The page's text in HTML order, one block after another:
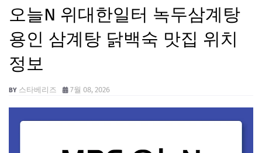
오늘N 위대한일터 녹두삼계탕
용인 삼계탕 닭백숙 맛집 위치
정보
스타베리즈 7월 08, 2026